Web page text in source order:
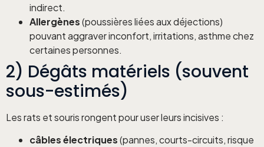
indirect.
Allergènes(poussières liées aux déjections)
pouvant aggraver inconfort, irritations, asthme chez
certaines personnes.
2) Dégâts matériels (souvent
sous-estimés)
Les rats et souris rongent pour user leurs incisives :
câbles électriques(pannes, courts-circuits, risque